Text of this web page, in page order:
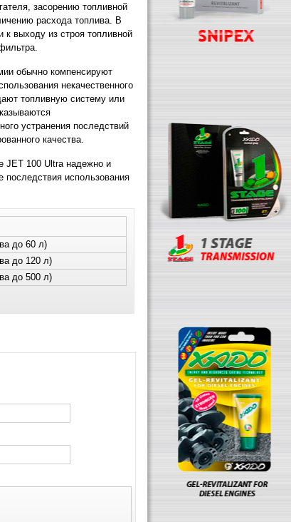
засорению топливной
расхода топлива. В
к выходу из строя топливной
обычно компенсируют
некачественного
топливную систему или
устранения последствий
качества.
JET 100 Ultra надежно и
последствия использования
до 60 л)
до 120 л)
до 500 л)